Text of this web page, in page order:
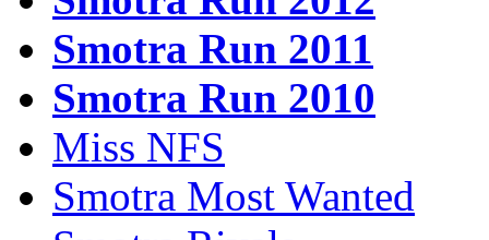
Smotra Run 2011
Smotra Run 2010
Miss NFS
Smotra Most Wanted